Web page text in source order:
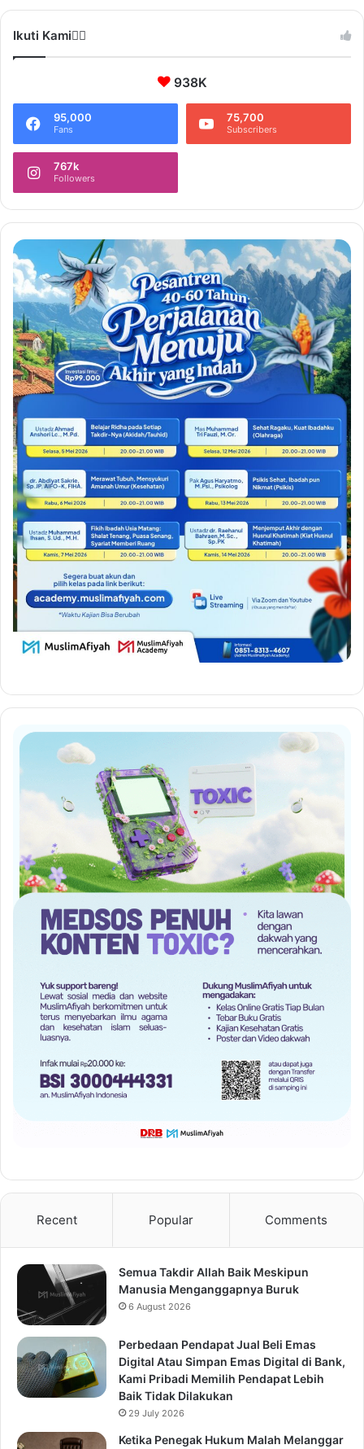
Ikuti Kami❤️‍🔥
938K
95,000
Fans
75,700
Subscribers
767k
Followers
Recent Popular Comments
Semua Takdir Allah Baik Meskipun
Manusia Menganggapnya Buruk
6 August 2026
Perbedaan Pendapat Jual Beli Emas
Digital Atau Simpan Emas Digital di Bank,
Kami Pribadi Memilih Pendapat Lebih
Baik Tidak Dilakukan
29 July 2026
Ketika Penegak Hukum Malah Melanggar